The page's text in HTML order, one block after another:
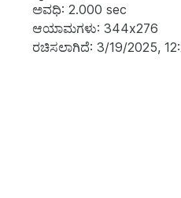
ಅವಧಿ: 2.000 sec
ಆಯಾಮಗಳು: 344x276
ರಚಿಸಲಾಗಿದೆ: 3/19/2025,